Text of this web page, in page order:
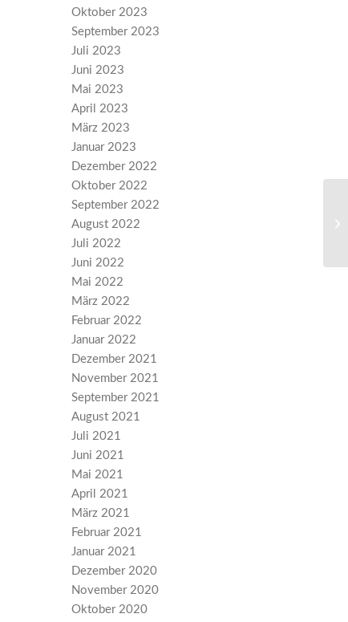
Oktober 2023
September 2023
Juli 2023
Juni 2023
Mai 2023
April 2023
März 2023
Januar 2023
Dezember 2022
Oktober 2022
September 2022
August 2022
Juli 2022
Juni 2022
Mai 2022
März 2022
Februar 2022
Januar 2022
Dezember 2021
November 2021
September 2021
August 2021
Juli 2021
Juni 2021
Mai 2021
April 2021
März 2021
Februar 2021
Januar 2021
Dezember 2020
November 2020
Oktober 2020